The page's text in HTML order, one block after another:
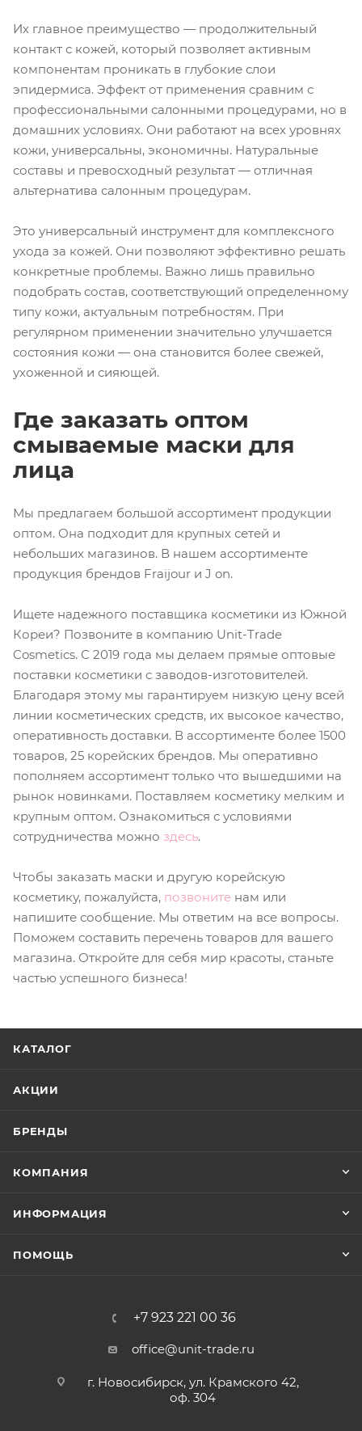
Их главное преимущество — продолжительный
контакт с кожей, который позволяет активным
компонентам проникать в глубокие слои
эпидермиса. Эффект от применения сравним с
профессиональными салонными процедурами, но в
домашних условиях. Они работают на всех уровнях
кожи, универсальны, экономичны. Натуральные
составы и превосходный результат — отличная
альтернатива салонным процедурам.
Это универсальный инструмент для комплексного
ухода за кожей. Они позволяют эффективно решать
конкретные проблемы. Важно лишь правильно
подобрать состав, соответствующий определенному
типу кожи, актуальным потребностям. При
регулярном применении значительно улучшается
состояния кожи — она становится более свежей,
ухоженной и сияющей.
Где заказать оптом
смываемые маски для
лица
Мы предлагаем большой ассортимент продукции
оптом. Она подходит для крупных сетей и
небольших магазинов. В нашем ассортименте
продукция брендов Fraijour и J on.
Ищете надежного поставщика косметики из Южной
Кореи? Позвоните в компанию Unit-Trade
Cosmetics. С 2019 года мы делаем прямые оптовые
поставки косметики с заводов-изготовителей.
Благодаря этому мы гарантируем низкую цену всей
линии косметических средств, их высокое качество,
оперативность доставки. В ассортименте более 1500
товаров, 25 корейских брендов. Мы оперативно
пополняем ассортимент только что вышедшими на
рынок новинками. Поставляем косметику мелким и
крупным оптом. Ознакомиться с условиями
сотрудничества можно здесь.
Чтобы заказать маски и другую корейскую
косметику, пожалуйста, позвоните нам или
напишите сообщение. Мы ответим на все вопросы.
Поможем составить перечень товаров для вашего
магазина. Откройте для себя мир красоты, станьте
частью успешного бизнеса!
КАТАЛОГ
АКЦИИ
БРЕНДЫ
КОМПАНИЯ
ИНФОРМАЦИЯ
ПОМОЩЬ
+7 923 221 00 36
office@unit-trade.ru
г. Новосибирск, ул. Крамского 42,
оф. 304